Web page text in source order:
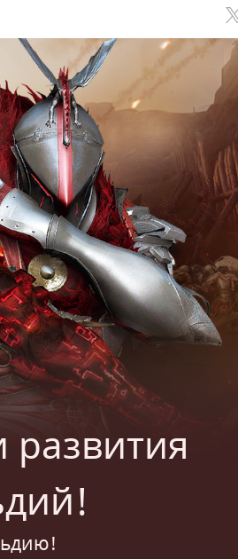
классов